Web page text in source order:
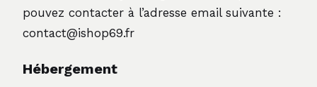
pouvez contacter à l’adresse email suivante :
contact@ishop69.fr
Hébergement